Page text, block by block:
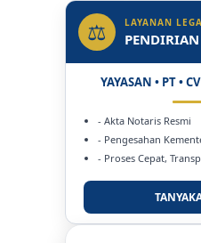
⚖ LAYANAN
YAYASAN • PT •
- Akta Notaris Resmi
- Pengesahan
- Proses Cepat,